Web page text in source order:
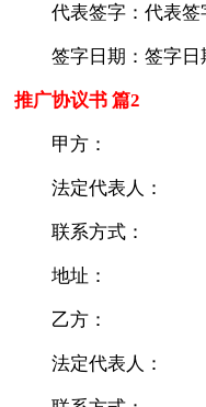
代表签字：代表签
签字日期：签字日
推广协议书 篇2
甲方：
法定代表人：
联系方式：
地址：
乙方：
法定代表人：